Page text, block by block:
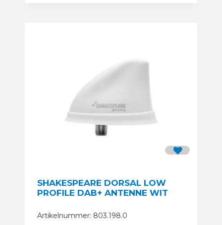
SHAKESPEARE DORSAL LOW
PROFILE DAB+ ANTENNE WIT
Artikelnummer: 803.198.0